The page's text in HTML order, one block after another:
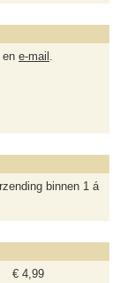
en e-mail .
binnen 1 á
€ 4,99